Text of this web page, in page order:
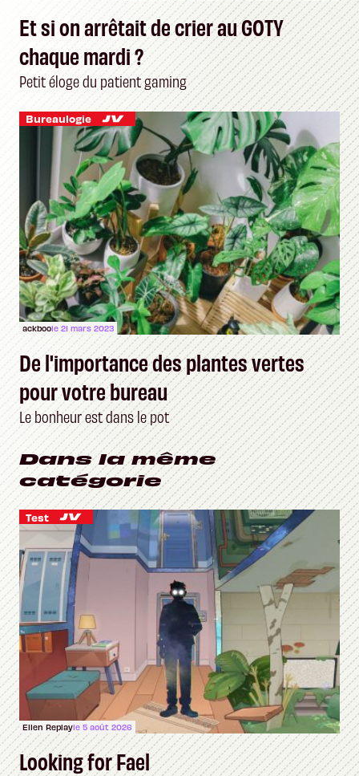
Et si on arrêtait de crier au GOTY
chaque mardi ?
Petit éloge du patient gaming
Bureaulogie
ackboole 21 mars 2023
De l'importance des plantes vertes
pour votre bureau
Le bonheur est dans le pot
Dans la même
catégorie
Test
Ellen Replayle 5 août 2026
Looking for Fael